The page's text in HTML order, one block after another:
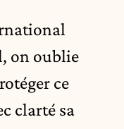
on oublie
ce
clarté sa